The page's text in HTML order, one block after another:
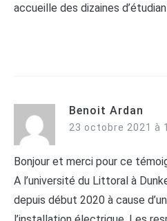
accueille des dizaines
Benoit Ardan
23 octobre 2021 à
Bonjour et merci pour ce
A l’université du Littoral à
depuis début 2020 à cause